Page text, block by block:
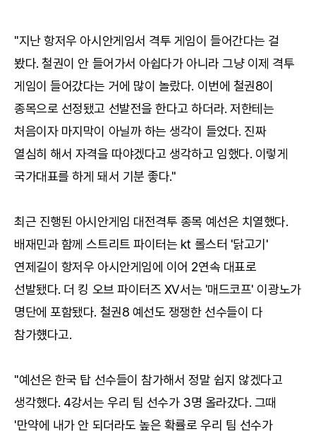
"지난 항저우 아시안게임서 격투 게임이 들어간다는 걸
봤다. 철권이 안 들어가서 아쉽다가 아니라 그냥 이제 격투
게임이 들어갔다는 거에 많이 놀랐다. 이번에 철권8이
종목으로 선정됐고 선발전을 한다고 하더라. 저한테는
처음이자 마지막이 아닐까 하는 생각이 들었다. 진짜
열심히 해서 자격을 따야겠다고 생각하고 임했다. 이렇게
국가대표를 하게 돼서 기분 좋다."
최근 진행된 아시안게임 대전격투 종목 예선은 치열했다.
배재민과 함께 스트리트 파이터는 kt 롤스터 '닭고기'
연제길이 항저우 아시안게임에 이어 2연속 대표로
선발됐다. 더 킹 오브 파이터즈 XV서는 '매드코프' 이광노가
명단에 포함됐다. 철권8 예선도 쟁쟁한 선수들이 다
참가헀다고.
"예선은 한국 탑 선수들이 참가해서 정말 쉽지 않겠다고
생각했다. 4강서는 우리 팀 선수가 3명 올라갔다. 그때
'만약에 내가 안 되더라도 높은 확률로 우리 팀 선수가